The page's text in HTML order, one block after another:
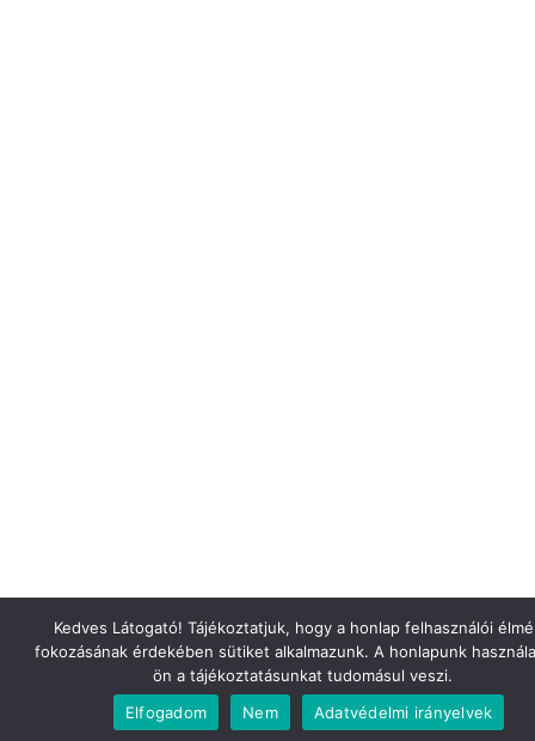
Kedves Látogató! Tájékoztatjuk, hogy a honlap felhasználói
fokozásának érdekében sütiket alkalmazunk. A honlapunk
ön a tájékoztatásunkat tudomásul veszi.
Elfogadom
Nem Adatvédelmi irányelvek